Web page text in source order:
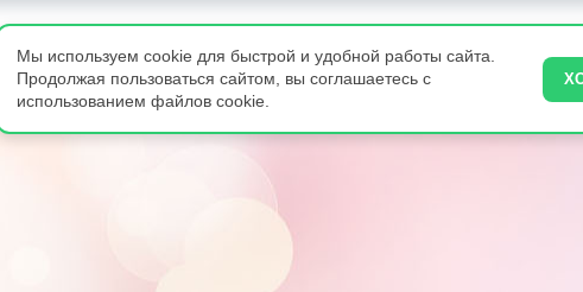
ВКУСНЯШКИ ПИРОГИ ТОРТЫ НА ЗАКАЗ
Мы используем cookie для быстрой и удобной работы сайта.
Продолжая пользоваться сайтом, вы соглашаетесь с
использованием файлов cookie.